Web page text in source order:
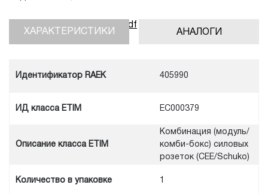
Скачать инструкцию, pdf
АНАЛОГИ
ХАРАКТЕРИСТИКИ
Идентификатор RAEK 405990
ИД класса ETIM EC000379
Описание класса ETIM
Комбинация (модуль/
комби-бокс) силовых
розеток (CEE/Schuko)
Количество в упаковке 1